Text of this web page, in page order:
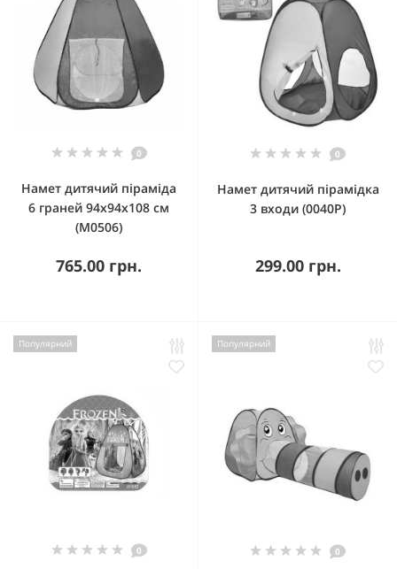
0
Намет дитячий піраміда
6 граней 94x94x108 см
(M0506)
765.00 грн.
0
Намет дитячий пірамідка
3 входи (0040P)
299.00 грн.
Популярний
0
Популярний
0